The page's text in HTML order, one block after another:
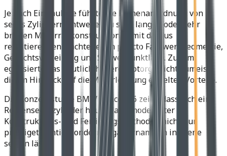
Je nach Einbaulage führte die Reihenanordnung von
sechs Zylindern ­entweder zu sehr langen oder sehr
breiten Motorradkonstruktionen mit daraus
resultierenden Nachteilen in puncto Fahrwerkgeometrie,
Gewichtsverteilung und Schwerpunktlage. Zudem
egalisierte das deutlich höhere Motorgewicht zumeist
die im Hinblick auf die Motorleistung erzielten Vorteile.
Die Konzeptstudie BMW Concept 6 zeigt, dass sich ein
Reihensechszylinder heute dank modernster
Konstruktions- und Fertigungsmethoden nicht nur
prestigeträchtig, sondern sogar dynamisch in Szene
setzen lässt.